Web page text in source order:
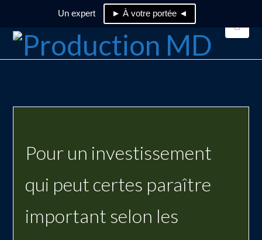
Un expert ► À votre portée ◄
Pour un investissement
qui peut certes paraître
important selon les